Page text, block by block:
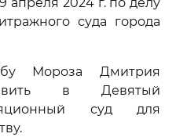
суда города
Мороза Дмитрия
в Девятый
суд для